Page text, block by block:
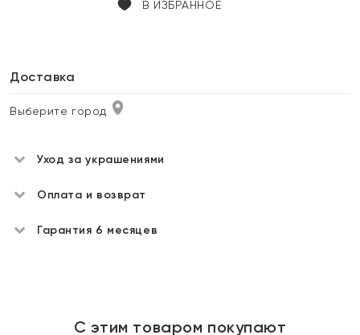
В ИЗБРАННОЕ
Доставка
Выберите город
Уход за украшениями
Оплата и возврат
Гарантия 6 месяцев
С этим товаром покупают